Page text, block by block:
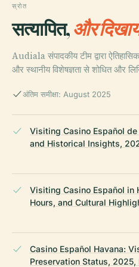
स्रोत
सत्यापित,और
Audiala संपादकीय टीम द्वारा
और स्थानीय विशेषज्ञता से शोधित और
अंतिम समीक्षा: August 2025
Visiting Casino Español
and Historical Insights,
Visiting Casino Español in
Hours, and Cultural
Casino Español Havana:
Preservation Status, 2025,